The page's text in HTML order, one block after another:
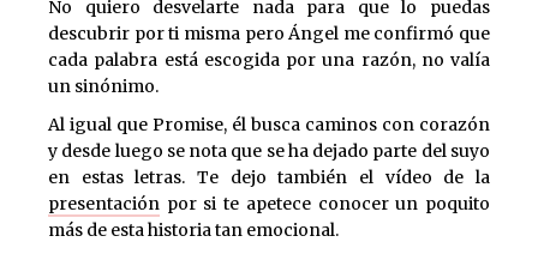
No quiero desvelarte nada para que lo puedas
descubrir por ti misma pero Ángel me confirmó que
cada palabra está escogida por una razón, no valía
un sinónimo.
Al igual que Promise, él busca caminos con corazón
y desde luego se nota que se ha dejado parte del suyo
en estas letras. Te dejo también el vídeo de la
presentación por si te apetece conocer un poquito
más de esta historia tan emocional.